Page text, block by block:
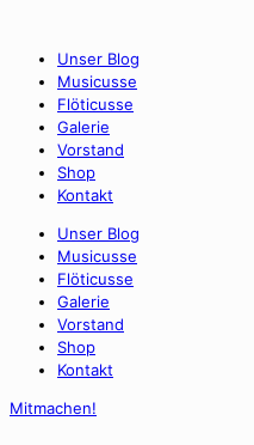
Unser Blog
Musicusse
Flöticusse
Galerie
Vorstand
Shop
Kontakt
Unser Blog
Musicusse
Flöticusse
Galerie
Vorstand
Shop
Kontakt
Mitmachen!